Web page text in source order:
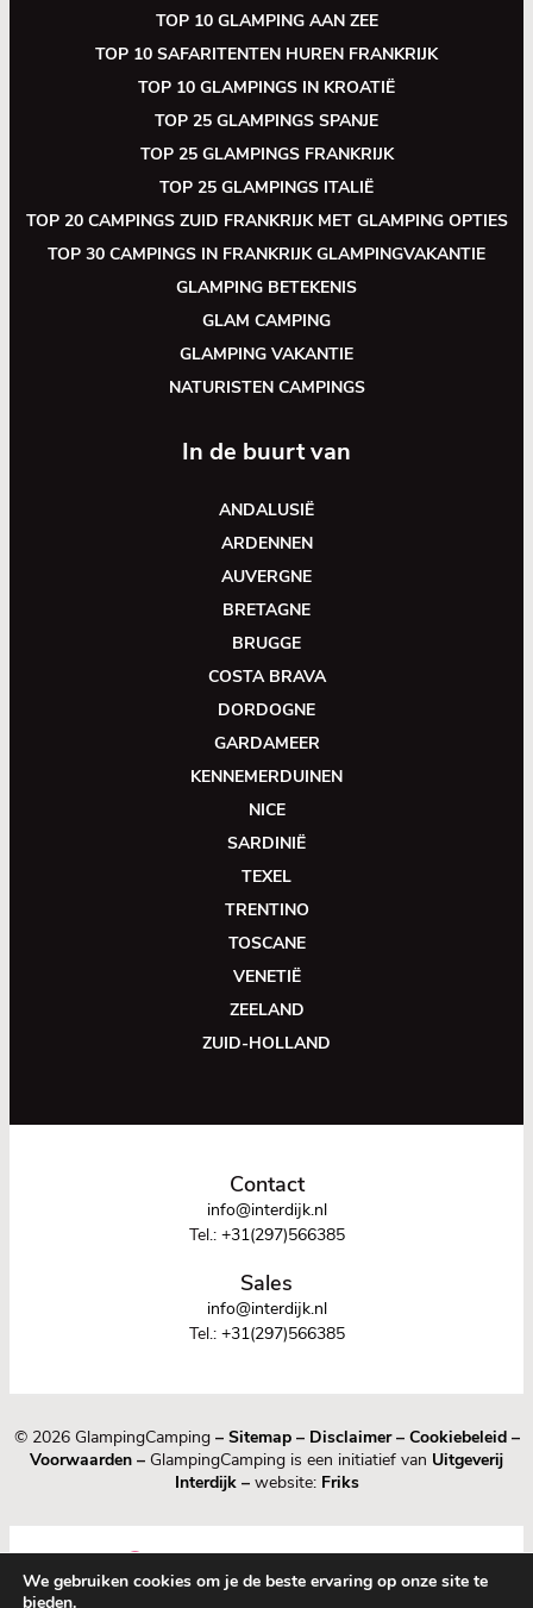
TOP 10 GLAMPING AAN ZEE
TOP 10 SAFARITENTEN HUREN FRANKRIJK
TOP 10 GLAMPINGS IN KROATIË
TOP 25 GLAMPINGS SPANJE
TOP 25 GLAMPINGS FRANKRIJK
TOP 25 GLAMPINGS ITALIË
TOP 20 CAMPINGS ZUID FRANKRIJK MET GLAMPING OPTIES
TOP 30 CAMPINGS IN FRANKRIJK GLAMPINGVAKANTIE
GLAMPING BETEKENIS
GLAM CAMPING
GLAMPING VAKANTIE
NATURISTEN CAMPINGS
In de buurt van
ANDALUSIË
ARDENNEN
AUVERGNE
BRETAGNE
BRUGGE
COSTA BRAVA
DORDOGNE
GARDAMEER
KENNEMERDUINEN
NICE
SARDINIË
TEXEL
TRENTINO
TOSCANE
VENETIË
ZEELAND
ZUID-HOLLAND
Contact
info@interdijk.nl
Tel.: +31(297)566385
Sales
info@interdijk.nl
Tel.: +31(297)566385
© 2026 GlampingCamping – Sitemap– Disclaimer– Cookiebeleid–
Voorwaarden – GlampingCamping is een initiatief van Uitgeverij
Interdijk–website: Friks
We gebruiken cookies om je de beste ervaring op onze site te
bieden.